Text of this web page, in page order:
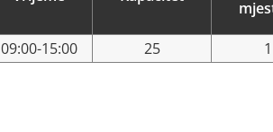
09:00-15:00 25